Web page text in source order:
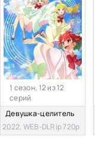
1 сезон, 12 из 12
серий
Девушка-целитель
2022, WEB-DLRip 720p